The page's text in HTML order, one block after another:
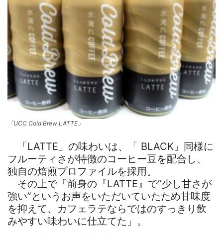
「UCC Cold Brew LATTE」
「LATTE」の味わいは、「 BLACK」同様に
フルーティさが特徴のコーヒー豆を配合し、
独自の焙煎プロファイルを採用。
その上で「前身の『LATTE』で“少し甘さが
強い”というお声をいただいていたため甘味度
を抑えて、カフェラテならではのすっきり飲
みやすい味わいに仕立てた」。